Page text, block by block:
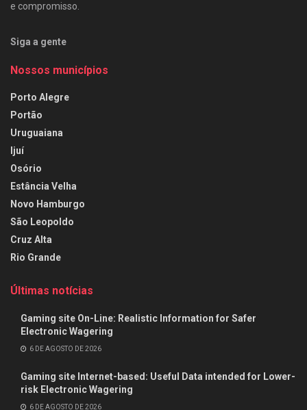
e compromisso.
Siga a gente
Nossos municípios
Porto Alegre
Portão
Uruguaiana
Ijuí
Osório
Estância Velha
Novo Hamburgo
São Leopoldo
Cruz Alta
Rio Grande
Últimas notícias
Gaming site On-Line: Realistic Information for Safer
Electronic Wagering
6 DE AGOSTO DE 2026
Gaming site Internet-based: Useful Data intended for Lower-
risk Electronic Wagering
6 DE AGOSTO DE 2026